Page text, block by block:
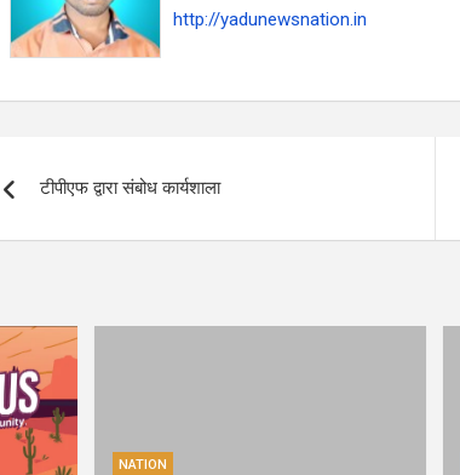
http://yadunewsnation.in
navigation
टीपीएफ द्वारा संबोध कार्यशाला
NATION